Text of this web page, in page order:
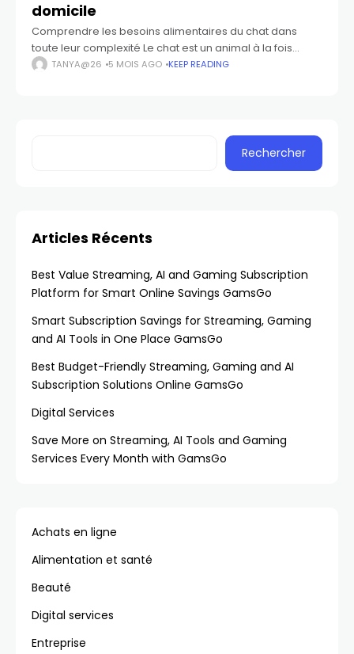
domicile
Comprendre les besoins alimentaires du chat dans
toute leur complexité Le chat est un animal à la fois
indépendant et sensible, dont les besoins alimentaires
TANYA@26 5 MOIS AGO KEEP READING
Rechercher
Articles Récents
Best Value Streaming, AI and Gaming Subscription
Platform for Smart Online Savings GamsGo
Smart Subscription Savings for Streaming, Gaming
and AI Tools in One Place GamsGo
Best Budget-Friendly Streaming, Gaming and AI
Subscription Solutions Online GamsGo
Digital Services
Save More on Streaming, AI Tools and Gaming
Services Every Month with GamsGo
Achats en ligne
Alimentation et santé
Beauté
Digital services
Entreprise